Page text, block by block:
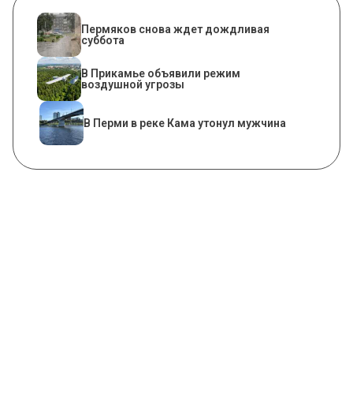
Пермяков снова ждет дождливая
суббота
В Прикамье объявили режим
воздушной угрозы
В Перми в реке Кама утонул мужчина